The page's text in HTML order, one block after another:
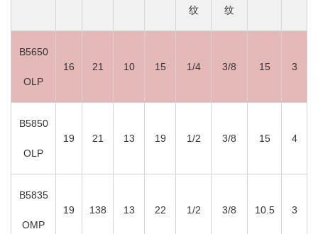
纹 纹
B5650
OLP
16 21 10 15 1/4 3/8 15 3
B5850
OLP
19 21 13 19 1/2 3/8 15 4
B5835
OMP
19 138 13 22 1/2 3/8 10.5 3